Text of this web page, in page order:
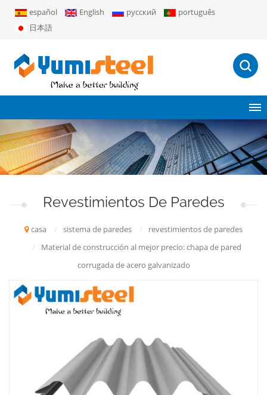
español English русский
português
日本語
Revestimientos De Paredes
casa / sistema de paredes /
revestimientos de paredes
/
Material de construcción al mejor precio: chapa de pared
corrugada de acero galvanizado